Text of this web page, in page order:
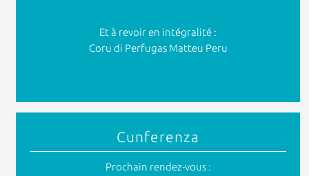
Et à revoir en intégralité :
Coru di Perfugas Matteu Peru
Cunferenza
Prochain rendez-vous :